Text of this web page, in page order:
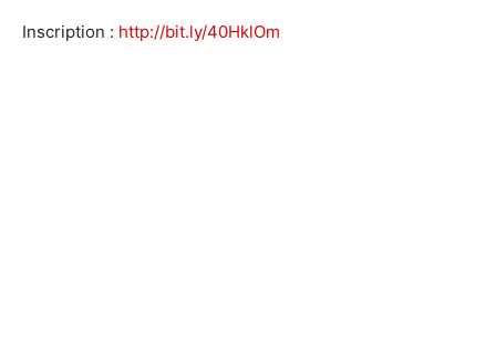
Inscription : http://bit.ly/40HklOm